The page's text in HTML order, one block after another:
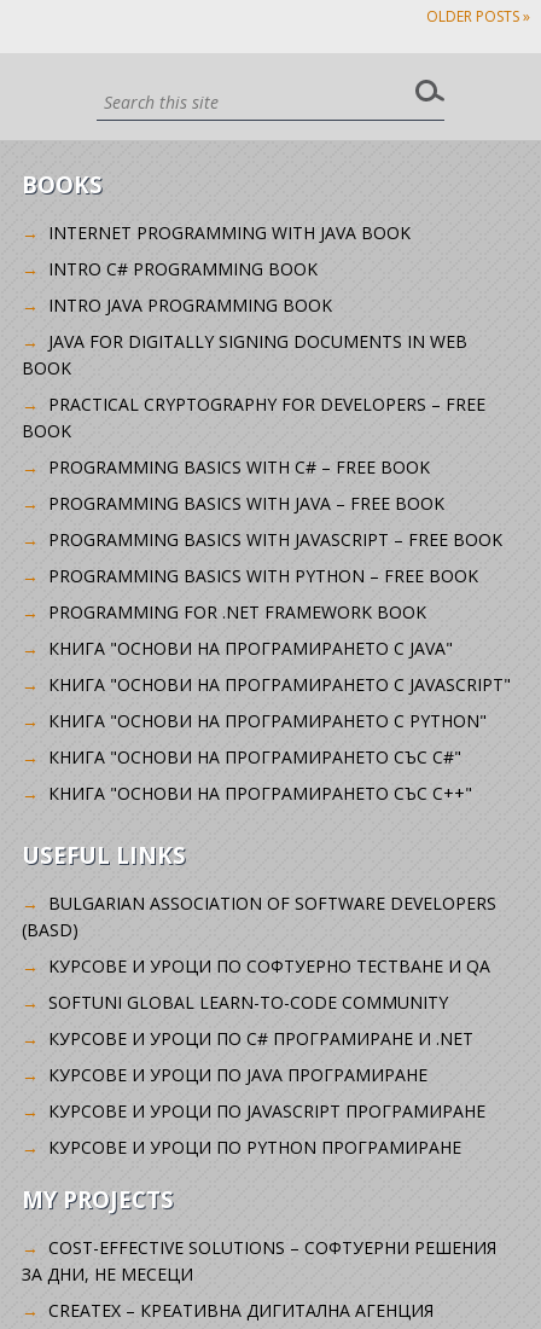
OLDER POSTS »
BOOKS
INTERNET PROGRAMMING WITH JAVA BOOK
INTRO C# PROGRAMMING BOOK
INTRO JAVA PROGRAMMING BOOK
JAVA FOR DIGITALLY SIGNING DOCUMENTS IN WEB
BOOK
PRACTICAL CRYPTOGRAPHY FOR DEVELOPERS – FREE
BOOK
PROGRAMMING BASICS WITH C# – FREE BOOK
PROGRAMMING BASICS WITH JAVA – FREE BOOK
PROGRAMMING BASICS WITH JAVASCRIPT – FREE BOOK
PROGRAMMING BASICS WITH PYTHON – FREE BOOK
PROGRAMMING FOR .NET FRAMEWORK BOOK
КНИГА "ОСНОВИ НА ПРОГРАМИРАНЕТО С JAVA"
КНИГА "ОСНОВИ НА ПРОГРАМИРАНЕТО С JAVASCRIPT"
КНИГА "ОСНОВИ НА ПРОГРАМИРАНЕТО С PYTHON"
КНИГА "ОСНОВИ НА ПРОГРАМИРАНЕТО СЪС C#"
КНИГА "ОСНОВИ НА ПРОГРАМИРАНЕТО СЪС C++"
USEFUL LINKS
BULGARIAN ASSOCIATION OF SOFTWARE DEVELOPERS
(BASD)
KУРСОВЕ И УРОЦИ ПО СОФТУЕРНО ТЕСТВАНЕ И QA
SOFTUNI GLOBAL LEARN-TO-CODE COMMUNITY
КУРСОВЕ И УРОЦИ ПО C# ПРОГРАМИРАНЕ И .NET
КУРСОВЕ И УРОЦИ ПО JAVA ПРОГРАМИРАНЕ
КУРСОВЕ И УРОЦИ ПО JAVASCRIPT ПРОГРАМИРАНЕ
КУРСОВЕ И УРОЦИ ПО PYTHON ПРОГРАМИРАНЕ
MY PROJECTS
COST-EFFECTIVE SOLUTIONS – СОФТУЕРНИ РЕШЕНИЯ
ЗА ДНИ, НЕ МЕСЕЦИ
CREATEX – КРЕАТИВНА ДИГИТАЛНА АГЕНЦИЯ